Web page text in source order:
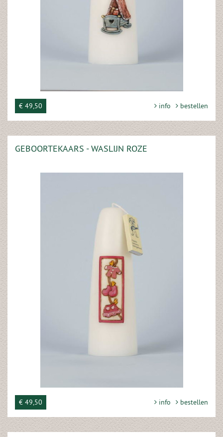
€ 49,50 info bestellen
GEBOORTEKAARS - WASLIJN ROZE
€ 49,50 info bestellen